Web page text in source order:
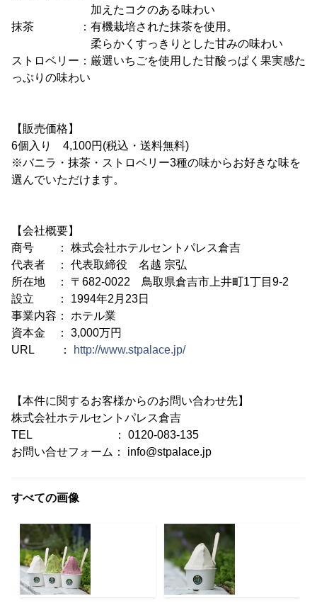
加えたコクのある味わい
抹茶 ：有機栽培された抹茶を使用。
柔らかくすっきりとした甘みの味わい
ストロベリー：厳選いちごを使用した甘酸っぱく果実感た
っぷりの味わい
【販売価格】
6個入り 4,100円(税込・送料無料)
※バニラ・抹茶・ストロベリー3種の味からお好きな味を
選んでいただけます。
【会社概要】
商号 ： 株式会社ホテルセントパレス倉吉
代表者 ： 代表取締役 名越 宗弘
所在地 ： 〒682-0022 鳥取県倉吉市上井町1丁目9-2
設立 ： 1994年2月23日
事業内容： ホテル業
資本金 ： 3,000万円
URL ：
http://www.stpalace.jp/
【本件に関するお客様からのお問い合わせ先】
株式会社ホテルセントパレス倉吉
TEL ： 0120-083-135
お問い合せフォーム： info@stpalace.jp
すべての画像